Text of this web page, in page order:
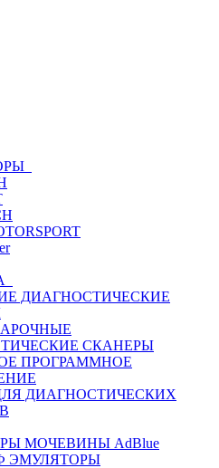
ДИАГНОСТИЧЕСКИЕ
СКАНЕРЫ
ПРОГРАММНОЕ
ДИАГНОСТИЧЕСКИХ
МОЧЕВИНЫ АdBlue
ЭМУЛЯТОРЫ